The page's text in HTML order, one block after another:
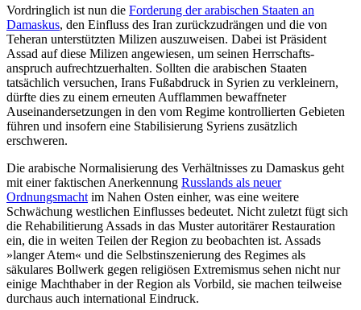
Vordringlich ist nun die Forderung der arabischen Staaten an
Damaskus, den Ein­fluss des Iran zurückzudrängen und die von
Teheran unterstützten Milizen auszuwei­sen. Dabei ist Präsident
Assad auf diese Milizen angewiesen, um seinen Herrschafts­
anspruch aufrechtzuerhalten. Sollten die arabischen Staaten
tatsächlich versuchen, Irans Fußabdruck in Syrien zu verkleinern,
dürfte dies zu einem erneuten Aufflammen bewaffneter
Auseinandersetzungen in den vom Regime kontrollierten Gebieten
führen und insofern eine Stabilisierung Syriens zusätzlich
erschweren.
Die arabische Normalisierung des Verhältnisses zu Damaskus geht
mit einer fak­tischen Anerkennung Russlands als neuer
Ordnungsmacht im Nahen Osten einher, was eine weitere
Schwächung westlichen Einflusses bedeutet. Nicht zuletzt fügt sich
die Rehabilitierung Assads in das Muster autoritärer Restauration
ein, die in weiten Teilen der Region zu beobachten ist. Assads
»langer Atem« und die Selbstinszenierung des Regimes als
säkulares Bollwerk gegen religiösen Extremismus sehen nicht nur
einige Machthaber in der Region als Vor­bild, sie machen teilweise
durchaus auch inter­national Eindruck.